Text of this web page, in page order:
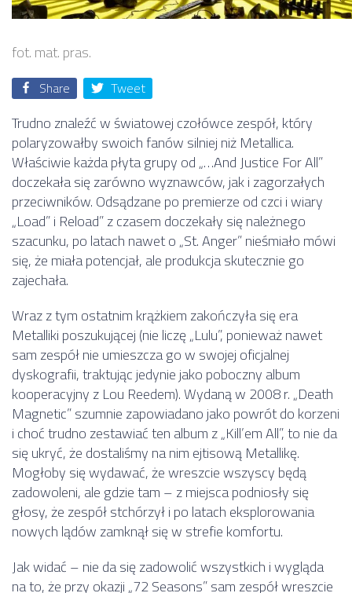
fot. mat. pras.
Share Tweet
Trudno znaleźć w światowej czołówce zespół, który
polaryzowałby swoich fanów silniej niż Metallica.
Właściwie każda płyta grupy od „…And Justice For All”
doczekała się zarówno wyznawców, jak i zagorzałych
przeciwników. Odsądzane po premierze od czci i wiary
„Load” i Reload” z czasem doczekały się należnego
szacunku, po latach nawet o „St. Anger” nieśmiało mówi
się, że miała potencjał, ale produkcja skutecznie go
zajechała.
Wraz z tym ostatnim krążkiem zakończyła się era
Metalliki poszukującej (nie liczę „Lulu”, ponieważ nawet
sam zespół nie umieszcza go w swojej oficjalnej
dyskografii, traktując jedynie jako poboczny album
kooperacyjny z Lou Reedem). Wydaną w 2008 r. „Death
Magnetic” szumnie zapowiadano jako powrót do korzeni
i choć trudno zestawiać ten album z „Kill’em All”, to nie da
się ukryć, że dostaliśmy na nim ejtisową Metallikę.
Mogłoby się wydawać, że wreszcie wszyscy będą
zadowoleni, ale gdzie tam – z miejsca podniosły się
głosy, że zespół stchórzył i po latach eksplorowania
nowych lądów zamknął się w strefie komfortu.
Jak widać – nie da się zadowolić wszystkich i wygląda
na to, że przy okazji „72 Seasons” sam zespół wreszcie